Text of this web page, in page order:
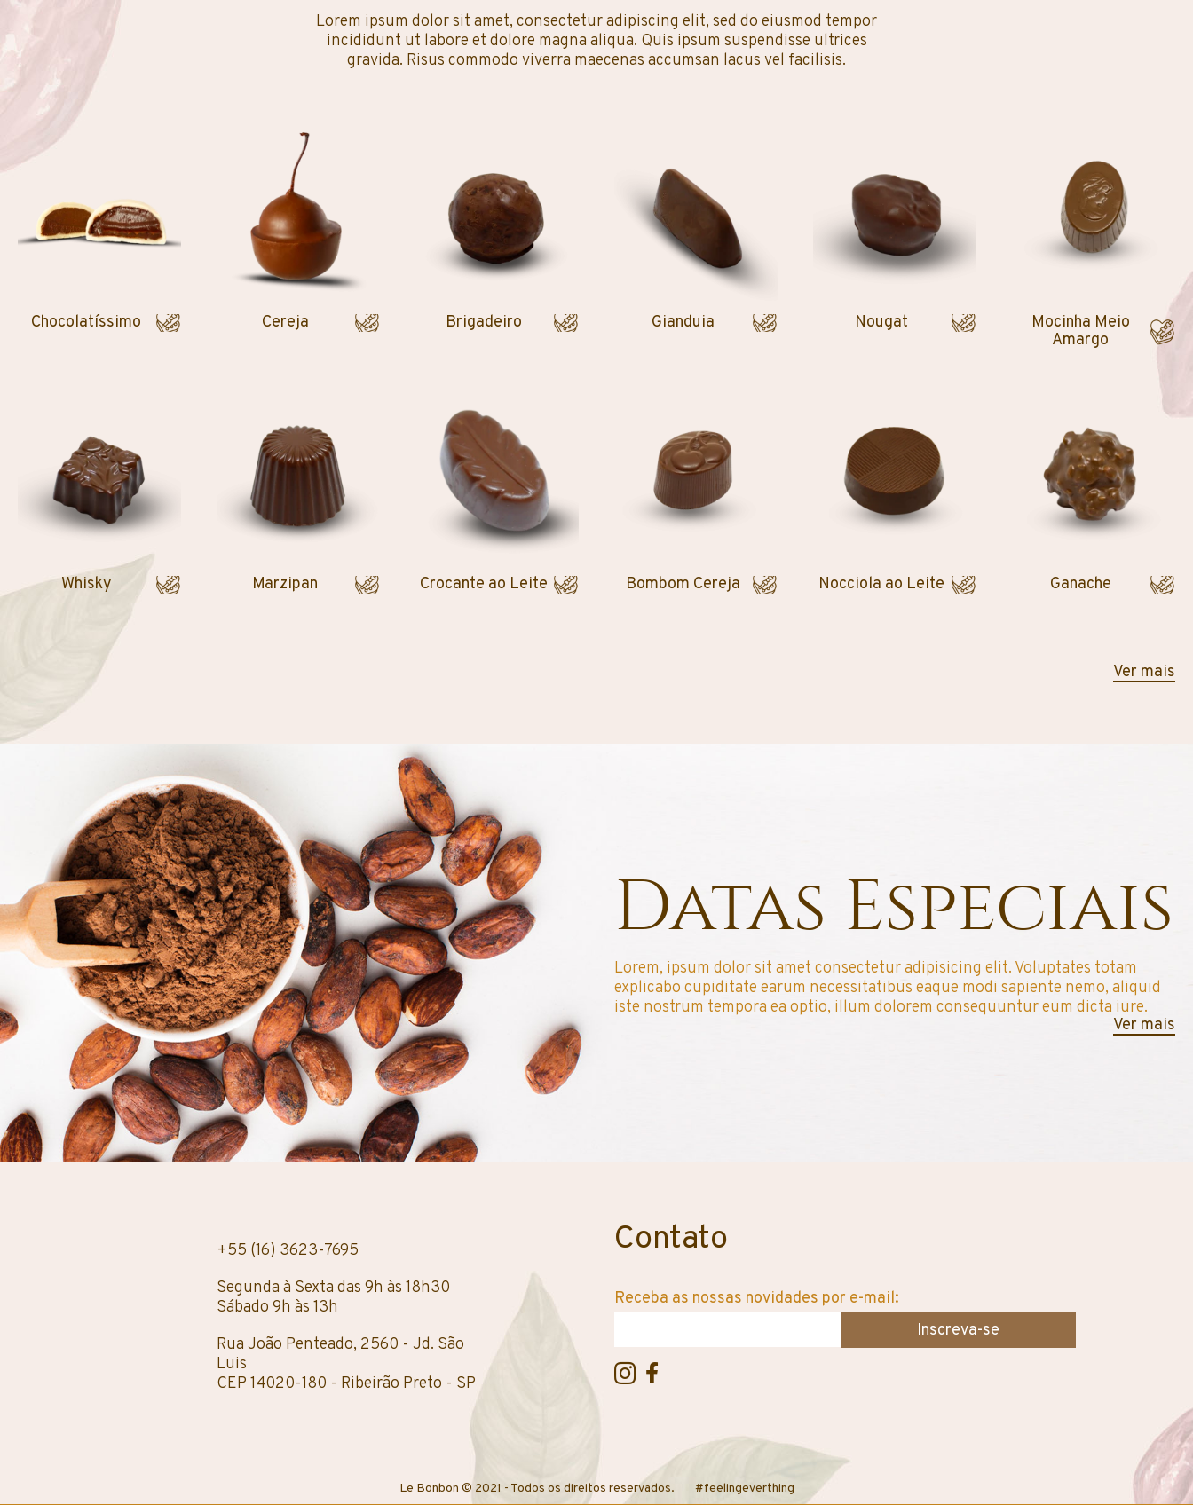
Lorem ipsum dolor sit amet, consectetur adipiscing elit, sed do eiusmod tempor
incididunt ut labore et dolore magna aliqua. Quis ipsum suspendisse ultrices
gravida. Risus commodo viverra maecenas accumsan lacus vel facilisis.
Chocolatíssimo Cereja Brigadeiro Gianduia Nougat
Mocinha Meio
Amargo
Whisky Marzipan Crocante ao Leite Bombom Cereja Nocciola ao Leite Ganache
Ver mais
Datas Especiais
Lorem, ipsum dolor sit amet consectetur adipisicing elit. Voluptates totam
explicabo cupiditate earum necessitatibus eaque modi sapiente nemo, aliquid
iste nostrum tempora ea optio, illum dolorem consequuntur eum dicta iure.
Ver mais
+55 (16) 3623-7695
Segunda à Sexta das 9h às 18h30
Sábado 9h às 13h
Rua João Penteado, 2560 - Jd. São
Luis
CEP 14020-180 - Ribeirão Preto - SP
Contato
Receba as nossas novidades por e-mail:
Inscreva-se
Le Bonbon © 2021 - Todos os direitos reservados. #feelingeverthing